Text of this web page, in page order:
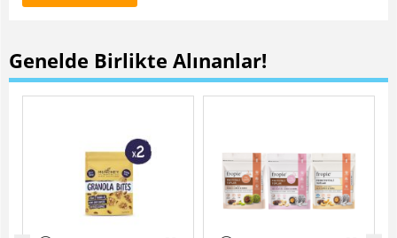
Genelde Birlikte Alınanlar!